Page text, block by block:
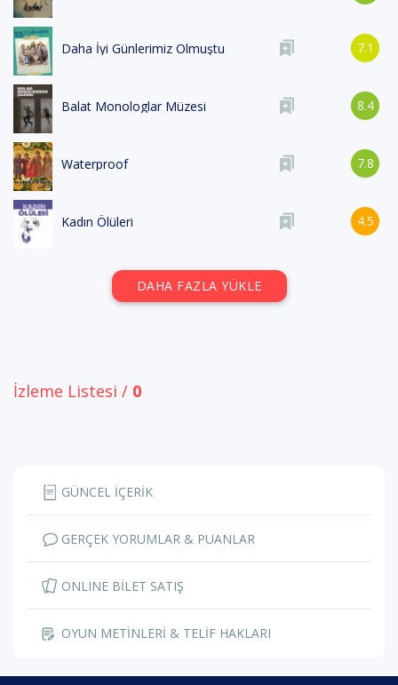
7.1
Daha İyi Günlerimiz Olmuştu
8.4
Balat Monologlar Müzesi
7.8
Waterproof
4.5
Kadın Ölüleri
DAHA FAZLA YÜKLE
İzleme Listesi / 0
GÜNCEL İÇERİK
GERÇEK YORUMLAR & PUANLAR
ONLINE BİLET SATIŞ
OYUN METİNLERİ & TELİF HAKLARI